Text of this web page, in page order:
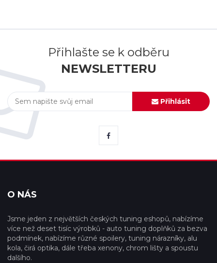
Přihlašte se k odběru
NEWSLETTERU
Přihlásit
O NÁS
Jsme jeden z největších českých tuning eshopů, nabízíme
více než deset tisíc výrobků - auto tuning doplňků za bezva
podmínek, nabízíme různé spoilery, tuning nárazníky, alu
kola, čirá optika, dále třeba xenony, chrom lišty a spoustu
dalšího.